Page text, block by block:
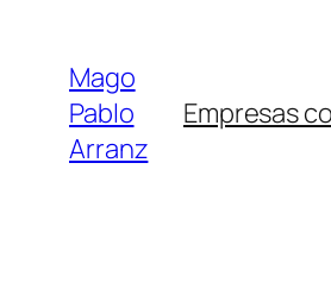
contenido
Mago
Pablo
Arranz
Empresas